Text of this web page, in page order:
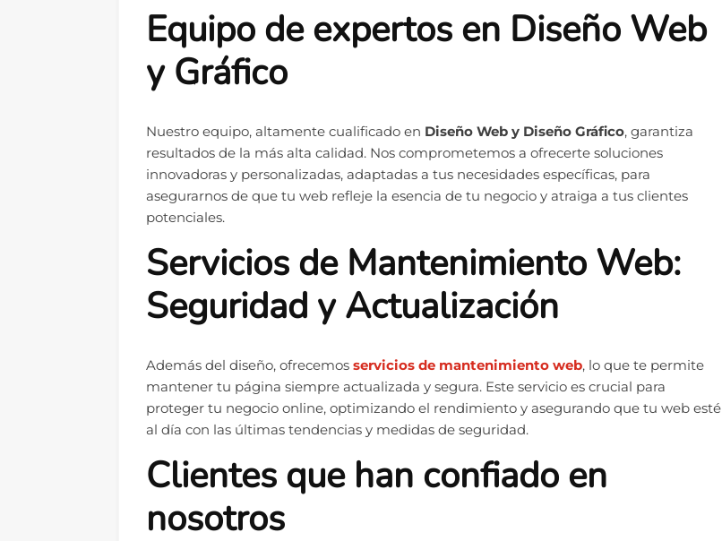
Equipo de expertos en Diseño Web
y Gráfico
Nuestro equipo, altamente cualificado en Diseño Web y Diseño Gráfico, garantiza
resultados de la más alta calidad. Nos comprometemos a ofrecerte soluciones
innovadoras y personalizadas, adaptadas a tus necesidades específicas, para
asegurarnos de que tu web refleje la esencia de tu negocio y atraiga a tus clientes
potenciales.
Servicios de Mantenimiento Web:
Seguridad y Actualización
Además del diseño, ofrecemos servicios de mantenimiento web, lo que te permite
mantener tu página siempre actualizada y segura. Este servicio es crucial para
proteger tu negocio online, optimizando el rendimiento y asegurando que tu web esté
al día con las últimas tendencias y medidas de seguridad.
Clientes que han confiado en
nosotros